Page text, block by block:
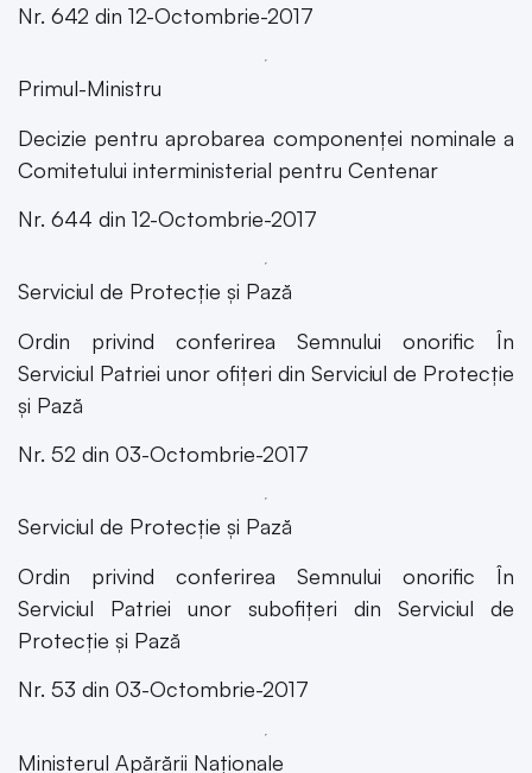
Nr. 642 din 12-Octombrie-2017
Primul-Ministru
Decizie pentru aprobarea componenței nominale a
Comitetului interministerial pentru Centenar
Nr. 644 din 12-Octombrie-2017
Serviciul de Protecție și Pază
Ordin privind conferirea Semnului onorific În
Serviciul Patriei unor ofițeri din Serviciul de Protecție
și Pază
Nr. 52 din 03-Octombrie-2017
Serviciul de Protecție și Pază
Ordin privind conferirea Semnului onorific În
Serviciul Patriei unor subofițeri din Serviciul de
Protecție și Pază
Nr. 53 din 03-Octombrie-2017
Ministerul Apărării Naționale